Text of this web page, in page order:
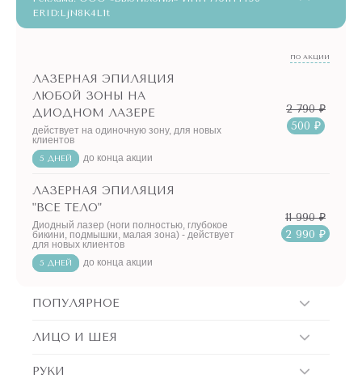
ERID:LjN8K4L1t
ПО АКЦИИ
ЛАЗЕРНАЯ ЭПИЛЯЦИЯ
ЛЮБОЙ ЗОНЫ НА
ДИОДНОМ ЛАЗЕРЕ
действует на одиночную зону, для новых
клиентов
5 ДНЕЙ до конца акции
2 790 ₽
500 ₽
ЛАЗЕРНАЯ ЭПИЛЯЦИЯ
"ВСЕ ТЕЛО"
Диодный лазер (ноги полностью, глубокое
бикини, подмышки, малая зона) - действует
для новых клиентов
5 ДНЕЙ до конца акции
11 990 ₽
2 990 ₽
ПОПУЛЯРНОЕ
ЛИЦО И ШЕЯ
РУКИ